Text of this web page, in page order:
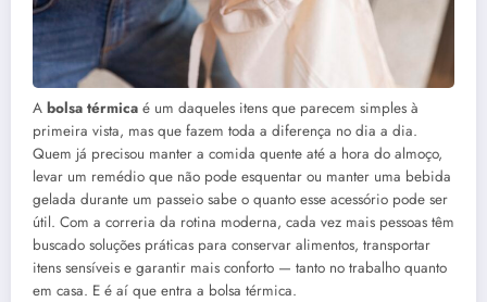
A bolsa térmica é um daqueles itens que parecem simples à
primeira vista, mas que fazem toda a diferença no dia a dia.
Quem já precisou manter a comida quente até a hora do almoço,
levar um remédio que não pode esquentar ou manter uma bebida
gelada durante um passeio sabe o quanto esse acessório pode ser
útil. Com a correria da rotina moderna, cada vez mais pessoas têm
buscado soluções práticas para conservar alimentos, transportar
itens sensíveis e garantir mais conforto — tanto no trabalho quanto
em casa. E é aí que entra a bolsa térmica.